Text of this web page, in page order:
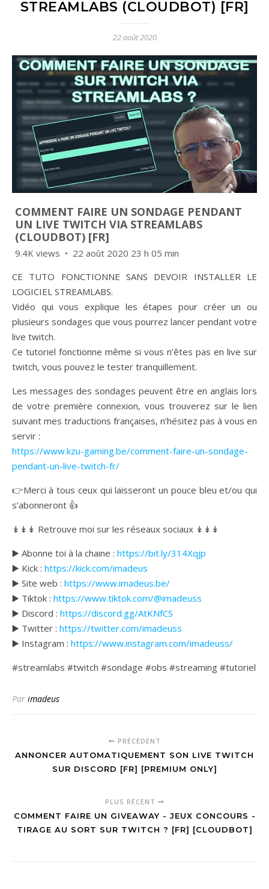
STREAMLABS (CLOUDBOT) [FR]
22 août 2020
COMMENT FAIRE UN SONDAGE PENDANT
UN LIVE TWITCH VIA STREAMLABS
(CLOUDBOT) [FR]
9.4K views
22 août 2020 23 h 05 min
CE TUTO FONCTIONNE SANS DEVOIR INSTALLER LE
LOGICIEL STREAMLABS.
Vidéo qui vous explique les étapes pour créer un ou
plusieurs sondages que vous pourrez lancer pendant votre
live twitch.
Ce tutoriel fonctionne même si vous n’êtes pas en live sur
twitch, vous pouvez le tester tranquillement.
Les messages des sondages peuvent être en anglais lors
de votre première connexion, vous trouverez sur le lien
suivant mes traductions françaises, n’hésitez pas à vous en
servir :
https://www.kzu-gaming.be/comment-faire-un-sondage-
pendant-un-live-twitch-fr/
👉Merci à tous ceux qui laisseront un pouce bleu et/ou qui
s’abonneront 👍
↡↡↡ Retrouve moi sur les réseaux sociaux ↡↡↡
▶️ Abonne toi à la chaine : https://bit.ly/314Xqjp
▶️ Kick : https://kick.com/imadeus
▶️ Site web : https://www.imadeus.be/
▶️ Tiktok : https://www.tiktok.com/@imadeuss
▶️ Discord : https://discord.gg/AtKNfCS
▶️ Twitter : https://twitter.com/imadeuss
▶️ Instagram : https://www.instagram.com/imadeuss/
#streamlabs #twitch #sondage #obs #streaming #tutoriel
Par imadeus
PRÉCÉDENT
ANNONCER AUTOMATIQUEMENT SON LIVE TWITCH
SUR DISCORD [FR] [PREMIUM ONLY]
PLUS RÉCENT
COMMENT FAIRE UN GIVEAWAY - JEUX CONCOURS -
TIRAGE AU SORT SUR TWITCH ? [FR] [CLOUDBOT]